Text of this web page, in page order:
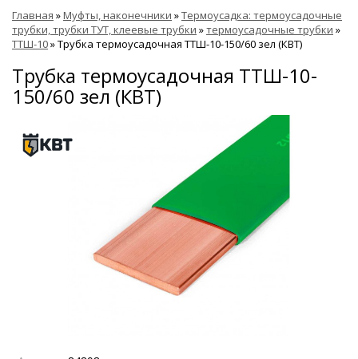
Главная »Муфты, наконечники »Термоусадка: термоусадочные
трубки, трубки ТУТ, клеевые трубки »термоусадочные трубки »
ТТШ-10»Трубка термоусадочная ТТШ-10-150/60 зел (КВТ)
Трубка термоусадочная ТТШ-10-
150/60 зел (КВТ)